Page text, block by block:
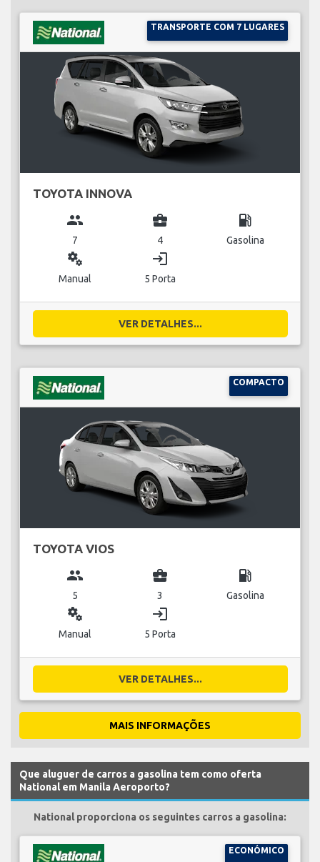
TRANSPORTE COM 7 LUGARES
TOYOTA INNOVA
group
7
business_center
4
local_gas_station
Gasolina
miscellaneous_services
Manual
login
5 Porta
VER DETALHES...
COMPACTO
TOYOTA VIOS
group
5
business_center
3
local_gas_station
Gasolina
miscellaneous_services
Manual
login
5 Porta
VER DETALHES...
MAIS INFORMAÇÕES
Que aluguer de carros a gasolina tem como oferta
National em Manila Aeroporto?
National proporciona os seguintes carros a gasolina:
ECONÓMICO